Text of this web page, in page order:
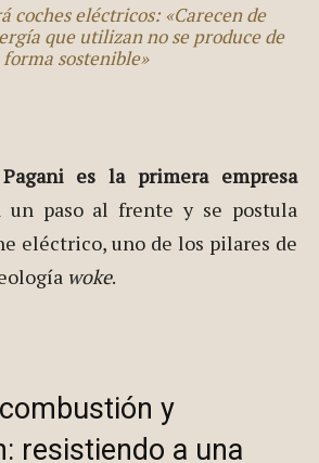
coches eléctricos: «Carecen de
que utilizan no se produce de
forma sostenible»
Pagani es la primera empresa
un paso al frente y se postula
eléctrico, uno de los pilares de
woke.
y
resistiendo a una